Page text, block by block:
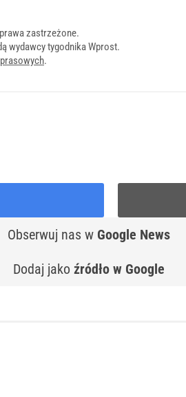
zastrzeżone.
wydawcy tygodnika Wprost.
.
Obserwuj nas w Google News
Dodaj jako źródło w Google